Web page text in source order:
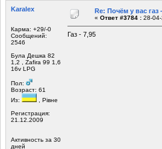
Karalex
Карма: +29/-0
Сообщений:
2546
Була Дешка 82
1,2 , Zafira 99 1,6
16v LPG
Пол:
Возраст: 61
Из:
, Рівне
Регистрация:
21.12.2009
Активность за 30
дней
Re: Почём у вас газ
« Ответ #3784 : 28-
Газ - 7,95